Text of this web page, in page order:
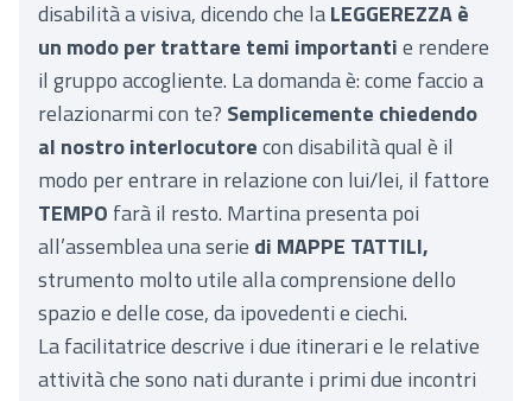
disabilità a visiva, dicendo che laLEGGEREZZA è
un modo per trattare temi importantie rendere
il gruppo accogliente. La domanda è: come faccio a
relazionarmi con te? Semplicemente chiedendo
al nostro interlocutorecon disabilità qual è il
modo per entrare in relazione con lui/lei, il fattore
TEMPO farà il resto. Martina presenta poi
all’assemblea una serie di MAPPE TATTILI,
strumento molto utile alla comprensione dello
spazio e delle cose, da ipovedenti e ciechi.
La facilitatrice descrive i due itinerari e le relative
attività che sono nati durante i primi due incontri